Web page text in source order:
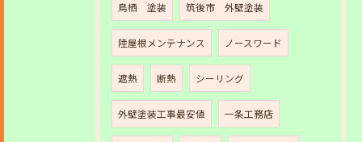
鳥栖 塗装 筑後市 外壁塗装
陸屋根メンテナンス ノースワード
遮熱 断熱 シーリング
外壁塗装工事最安値 一条工務店